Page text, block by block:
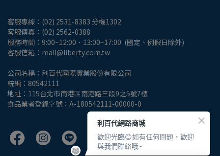
客服專線：(02) 2531-8383 分機1302
客服傳真：(02) 2562-0388
服務時間：9:00~12:00．13:00~17:00  (國定、例假日除外)
客服信箱：mall@liberty.com.tw
公司名稱：利百代國際實業股份有限公司
統編：80542111
地址：115台北市南港區南港路三段9之5號7樓
食品業者登錄字號：A-180542111-00000-0
利百代網路商城
歡迎光臨😊如有任何問題，歡迎
與我們聯絡哦~